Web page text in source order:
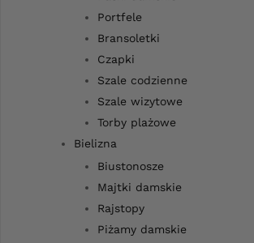
Portfele
Bransoletki
Czapki
Szale codzienne
Szale wizytowe
Torby plażowe
Bielizna
Biustonosze
Majtki damskie
Rajstopy
Piżamy damskie